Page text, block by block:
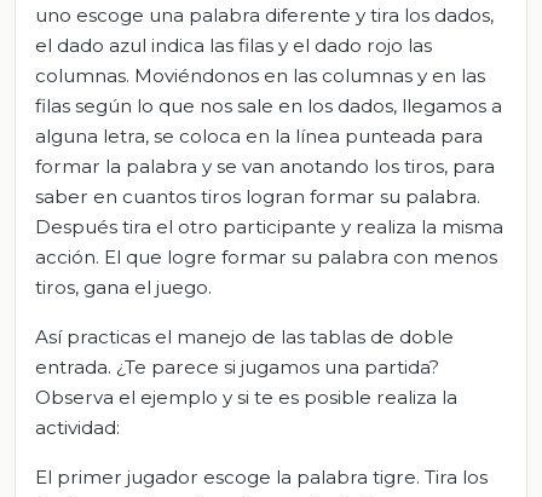
uno escoge una palabra diferente y tira los dados,
el dado azul indica las filas y el dado rojo las
columnas. Moviéndonos en las columnas y en las
filas según lo que nos sale en los dados, llegamos a
alguna letra, se coloca en la línea punteada para
formar la palabra y se van anotando los tiros, para
saber en cuantos tiros logran formar su palabra.
Después tira el otro participante y realiza la misma
acción. El que logre formar su palabra con menos
tiros, gana el juego.
Así practicas el manejo de las tablas de doble
entrada. ¿Te parece si jugamos una partida?
Observa el ejemplo y si te es posible realiza la
actividad:
El primer jugador escoge la palabra tigre. Tira los